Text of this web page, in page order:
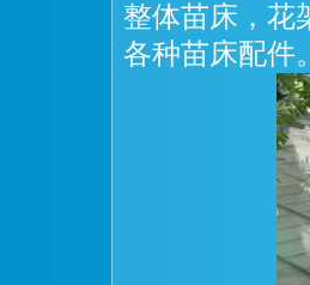
整体苗床，花
各种苗床配件